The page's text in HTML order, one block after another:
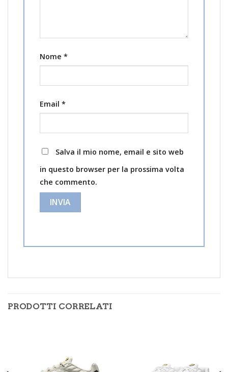
Nome *
Email *
Salva il mio nome, email e sito web
in questo browser per la prossima volta
che commento.
PRODOTTI CORRELATI